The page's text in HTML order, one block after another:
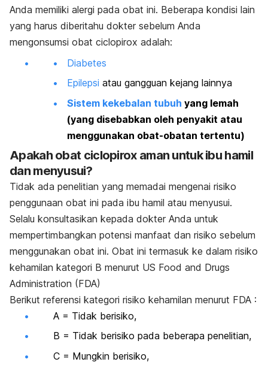
Anda memiliki alergi pada obat ini. Beberapa kondisi lain
yang harus diberitahu dokter sebelum Anda
mengonsumsi obat ciclopirox adalah:
Diabetes
Epilepsi atau gangguan kejang lainnya
Sistem kekebalan tubuh yang lemah
(yang disebabkan oleh penyakit atau
menggunakan obat-obatan tertentu)
Apakah obat ciclopirox aman untuk ibu hamil
dan menyusui?
Tidak ada penelitian yang memadai mengenai risiko
penggunaan obat ini pada ibu hamil atau menyusui.
Selalu konsultasikan kepada dokter Anda untuk
mempertimbangkan potensi manfaat dan risiko sebelum
menggunakan obat ini. Obat ini termasuk ke dalam risiko
kehamilan kategori B menurut US Food and Drugs
Administration (FDA)
Berikut referensi kategori risiko kehamilan menurut FDA :
A = Tidak berisiko,
B = Tidak berisiko pada beberapa penelitian,
C = Mungkin berisiko,